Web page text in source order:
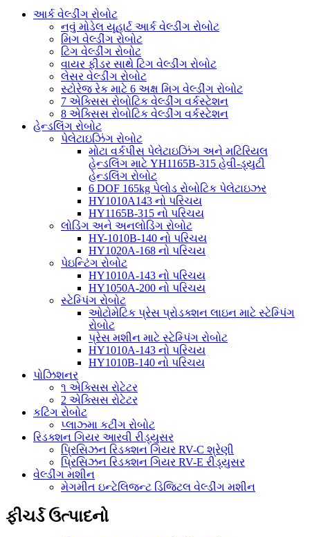
આર્ક વેલ્ડીંગ રોબોટ
નવું મોડેલ યૂહાર્ટ આર્ક વેલ્ડીંગ રોબોટ
મિગ વેલ્ડીંગ રોબોટ
ટિગ વેલ્ડીંગ રોબોટ
વાયર ફીડર સાથે ટિગ વેલ્ડીંગ રોબોટ
લેસર વેલ્ડીંગ રોબોટ
સ્ટોરેજ રેક માટે 6 અક્ષ મિગ વેલ્ડીંગ રોબોટ
7 એક્સિસ રોબોટિક વેલ્ડીંગ વર્કસ્ટેશન
8 એક્સિસ રોબોટિક વેલ્ડીંગ વર્કસ્ટેશન
હેન્ડલિંગ રોબોટ
પેલેટાઇઝિંગ રોબોટ
મોટા વર્કપીસ પેલેટાઇઝિંગ અને મટિરિયલ
હેન્ડલિંગ માટે YH1165B-315 હેવી-ડ્યુટી
હેન્ડલિંગ રોબોટ
6 DOF 165kg પેલોડ રોબોટિક પેલેટાઇઝર
HY1010A143 નો પરિચય
HY1165B-315 નો પરિચય
લોડિંગ અને અનલોડિંગ રોબોટ
HY-1010B-140 નો પરિચય
HY1020A-168 નો પરિચય
પેઇન્ટિંગ રોબોટ
HY1010A-143 નો પરિચય
HY1050A-200 નો પરિચય
સ્ટેમ્પિંગ રોબોટ
ઓટોમેટિક પ્રેસ પ્રોડક્શન લાઇન માટે સ્ટેમ્પિંગ
રોબોટ
પ્રેસ મશીન માટે સ્ટેમ્પિંગ રોબોટ
HY1010A-143 નો પરિચય
HY1010B-140 નો પરિચય
પોઝિશનર
૧ એક્સિસ રોટેટર
2 એક્સિસ રોટેટર
કટિંગ રોબોટ
પ્લાઝ્મા કટીંગ રોબોટ
રિડક્શન ગિયર આરવી રીડ્યુસર
પ્રિસિઝન રિડક્શન ગિયર RV-C શ્રેણી
પ્રિસિઝન રિડક્શન ગિયર RV-E રીડ્યુસર
વેલ્ડીંગ મશીન
મેગમીત ઇન્ટેલિજન્ટ ડિજિટલ વેલ્ડીંગ મશીન
ફીચર્ડ ઉત્પાદનો